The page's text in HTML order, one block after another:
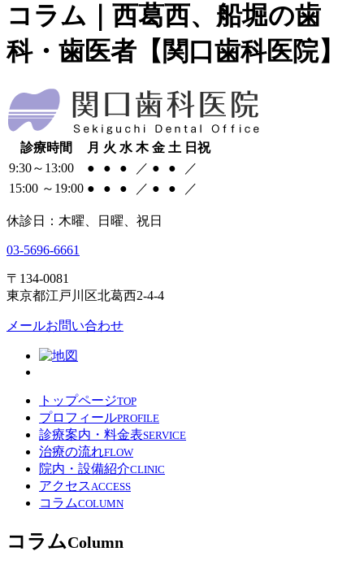
コラム｜西葛西、船堀の歯
科・歯医者【関口歯科医院】
診療時間 月 火 水 木 金 土 日祝
9:30～13:00
● ● ● ／ ● ●
／
15:00 ～19:00 ● ● ● ／ ● ● ／
休診日：木曜、日曜、祝日
03-5696-6661
〒134-0081
東京都江戸川区北葛西2-4-4
メールお問い合わせ
トップページTOP
プロフィールPROFILE
診療案内・料金表SERVICE
治療の流れFLOW
院内・設備紹介CLINIC
アクセス ACCESS
コラムCOLUMN
コラムColumn